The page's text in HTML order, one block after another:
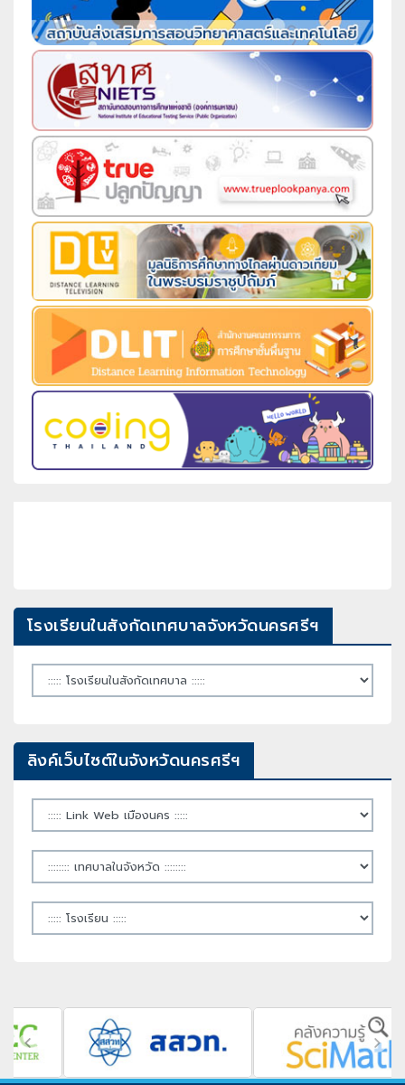
โรงเรียนในสังกัดเทศบาลจังหวัดนครศรีฯ
ลิงค์เว็บไซต์ในจังหวัดนครศรีฯ